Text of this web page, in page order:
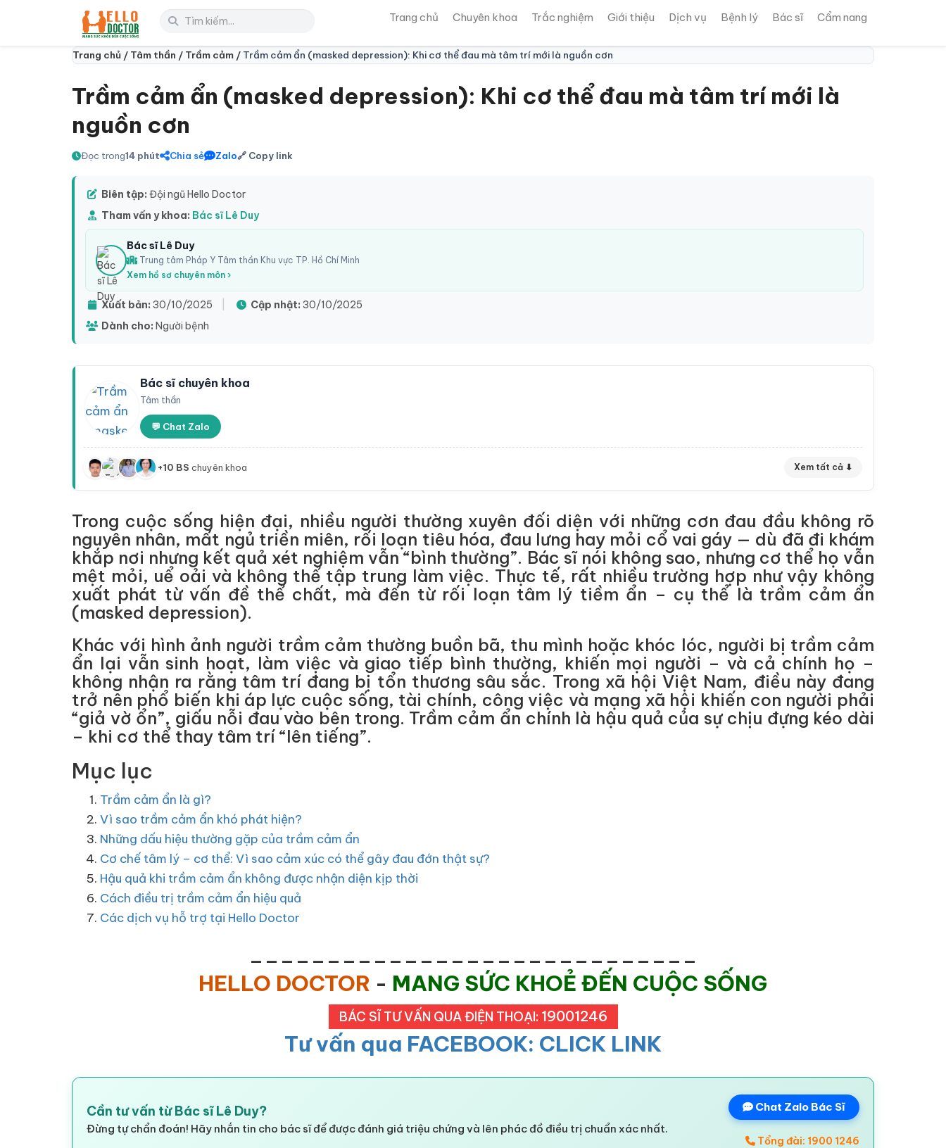
Trang chủ Chuyên khoa Trắc nghiệm Giới thiệu Dịch vụ Bệnh lý Bác sĩ Cẩm nang
Trang chủ / Tâm thần / Trầm cảm / Trầm cảm ẩn (masked depression): Khi cơ thể đau mà tâm trí mới là nguồn cơn
Trầm cảm ẩn (masked depression): Khi cơ thể đau mà tâm trí mới là
nguồn cơn
Đọc trong14 phút Chia sẻ Zalo🔗 Copy link
Biên tập: Đội ngũ Hello Doctor
Tham vấn y khoa: Bác sĩ Lê Duy
Bác sĩ Lê Duy
Trung tâm Pháp Y Tâm thần Khu vực TP. Hồ Chí Minh
Xem hồ sơ chuyên môn ›
Xuất bản: 30/10/2025 Cập nhật: 30/10/2025
Dành cho: Người bệnh
Bác sĩ chuyên khoa
Tâm thần
💬 Chat Zalo
+10 BS chuyên khoa Xem tất cả ⬇
Trong cuộc sống hiện đại, nhiều người thường xuyên đối diện với những cơn đau đầu không rõ
nguyên nhân, mất ngủ triền miên, rối loạn tiêu hóa, đau lưng hay mỏi cổ vai gáy — dù đã đi khám
khắp nơi nhưng kết quả xét nghiệm vẫn “bình thường”. Bác sĩ nói không sao, nhưng cơ thể họ vẫn
mệt mỏi, uể oải và không thể tập trung làm việc. Thực tế, rất nhiều trường hợp như vậy không
xuất phát từ vấn đề thể chất, mà đến từ rối loạn tâm lý tiềm ẩn – cụ thể là trầm cảm ẩn
(masked depression).
Khác với hình ảnh người trầm cảm thường buồn bã, thu mình hoặc khóc lóc, người bị trầm cảm
ẩn lại vẫn sinh hoạt, làm việc và giao tiếp bình thường, khiến mọi người – và cả chính họ –
không nhận ra rằng tâm trí đang bị tổn thương sâu sắc. Trong xã hội Việt Nam, điều này đang
trở nên phổ biến khi áp lực cuộc sống, tài chính, công việc và mạng xã hội khiến con người phải
“giả vờ ổn”, giấu nỗi đau vào bên trong. Trầm cảm ẩn chính là hậu quả của sự chịu đựng kéo dài
– khi cơ thể thay tâm trí “lên tiếng”.
Mục lục
Trầm cảm ẩn là gì?
Vì sao trầm cảm ẩn khó phát hiện?
Những dấu hiệu thường gặp của trầm cảm ẩn
Cơ chế tâm lý – cơ thể: Vì sao cảm xúc có thể gây đau đớn thật sự?
Hậu quả khi trầm cảm ẩn không được nhận diện kịp thời
Cách điều trị trầm cảm ẩn hiệu quả
Các dịch vụ hỗ trợ tại Hello Doctor
HELLO DOCTOR - MANG SỨC KHOẺ ĐẾN CUỘC SỐNG
BÁC SĨ TƯ VẤN QUA ĐIỆN THOẠI: 19001246
Tư vấn qua FACEBOOK: CLICK LINK
Cần tư vấn từ Bác sĩ Lê Duy?
Đừng tự chẩn đoán! Hãy nhắn tin cho bác sĩ để được đánh giá triệu chứng và lên phác đồ điều trị chuẩn xác nhất.
Chat Zalo Bác Sĩ
Tổng đài: 1900 1246